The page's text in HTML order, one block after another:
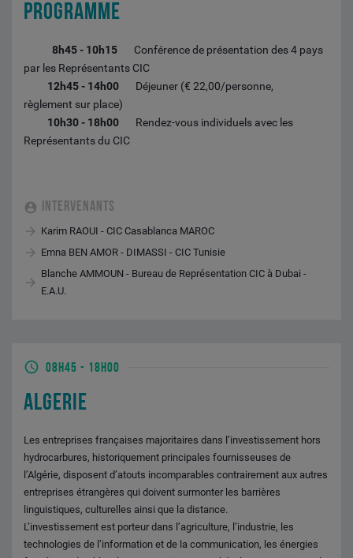
PROGRAMME
8h45 - 10h15 Conférence de présentation des 4 pays
par les Représentants CIC
12h45 - 14h00 Déjeuner (€ 22,00/personne,
règlement sur place)
10h30 - 18h00 Rendez-vous individuels avec les
Représentants du CIC
INTERVENANTS
Karim RAOUI - CIC Casablanca MAROC
Emna BEN AMOR - DIMASSI - CIC Tunisie
Blanche AMMOUN - Bureau de Représentation CIC à Dubai -
E.A.U.
08H45 - 18H00
ALGERIE
Les entreprises françaises majoritaires dans l’investissement hors
hydrocarbures, historiquement principales fournisseuses de
l’Algérie, disposent d’atouts incomparables contrairement aux autres
entreprises étrangères qui doivent surmonter les barrières
linguistiques, culturelles ainsi que la distance.
L’investissement est porteur dans l’agriculture, l’industrie, les
technologies de l’information et de la communication, les énergies